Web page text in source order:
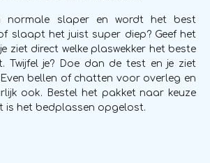
normale slaper en wordt het best
slaapt het juist super diep? Geef het
ziet direct welke plaswekker het beste
Twijfel je? Doe dan de test en je ziet
bellen of chatten voor overleg en
ook. Bestel het pakket naar keuze
is het bedplassen opgelost.